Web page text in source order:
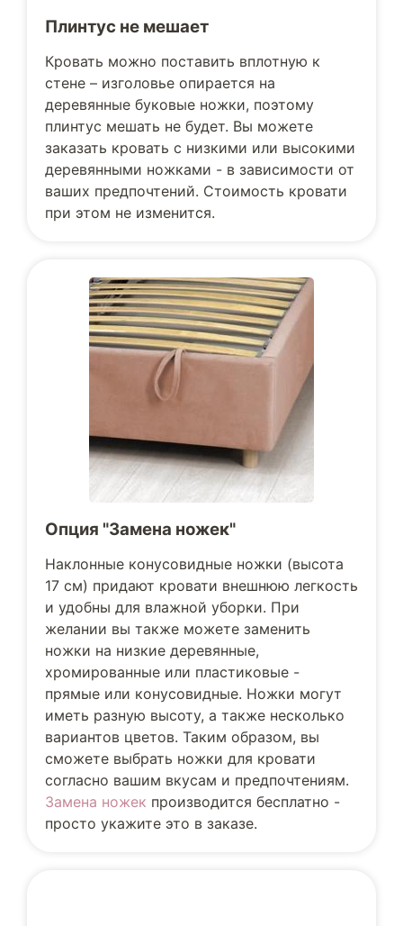
Плинтус не мешает
Кровать можно поставить вплотную к
стене – изголовье опирается на
деревянные буковые ножки, поэтому
плинтус мешать не будет. Вы можете
заказать кровать с низкими или высокими
деревянными ножками - в зависимости от
ваших предпочтений. Стоимость кровати
при этом не изменится.
Опция "Замена ножек"
Наклонные конусовидные ножки (высота
17 см) придают кровати внешнюю легкость
и удобны для влажной уборки. При
желании вы также можете заменить
ножки на низкие деревянные,
хромированные или пластиковые -
прямые или конусовидные. Ножки могут
иметь разную высоту, а также несколько
вариантов цветов. Таким образом, вы
сможете выбрать ножки для кровати
согласно вашим вкусам и предпочтениям.
Замена ножек производится бесплатно -
просто укажите это в заказе.